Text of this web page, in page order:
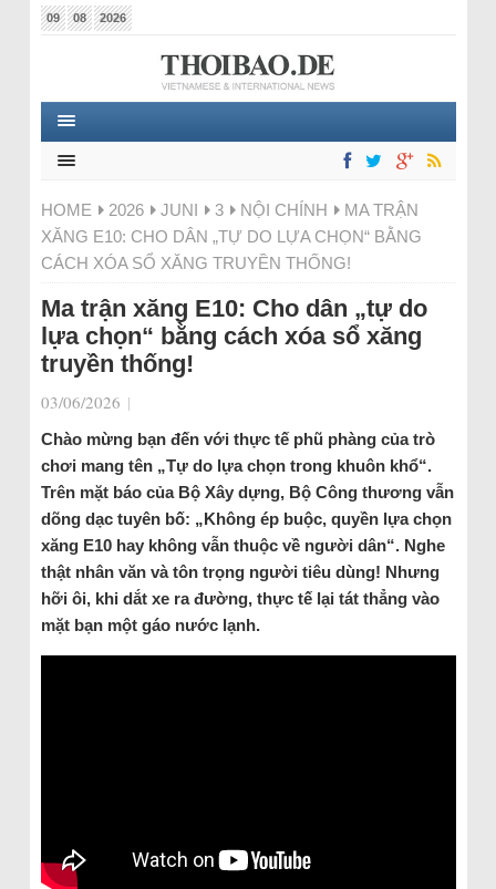
09 08 2026
HOME 2026 JUNI 3 NỘI CHÍNH
MA TRẬN
XĂNG E10: CHO DÂN „TỰ DO LỰA CHỌN“ BẰNG
CÁCH XÓA SỔ XĂNG TRUYỀN THỐNG!
Ma trận xăng E10: Cho dân „tự do
lựa chọn“ bằng cách xóa sổ xăng
truyền thống!
03/06/2026 |
Chào mừng bạn đến với thực tế phũ phàng của trò
chơi mang tên „Tự do lựa chọn trong khuôn khổ“.
Trên mặt báo của Bộ Xây dựng, Bộ Công thương vẫn
dõng dạc tuyên bố: „Không ép buộc, quyền lựa chọn
xăng E10 hay không vẫn thuộc về người dân“. Nghe
thật nhân văn và tôn trọng người tiêu dùng! Nhưng
hỡi ôi, khi dắt xe ra đường, thực tế lại tát thẳng vào
mặt bạn một gáo nước lạnh.